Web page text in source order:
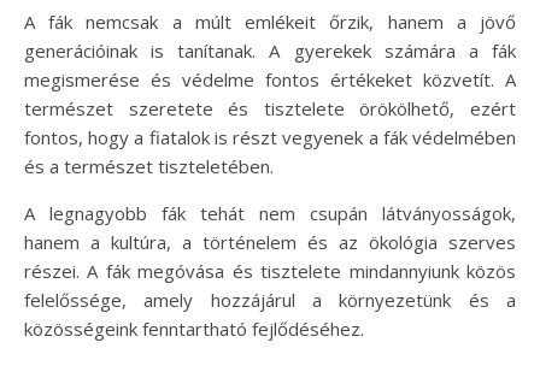
A fák nemcsak a múlt emlékeit őrzik, hanem a jövő
generációinak is tanítanak. A gyerekek számára a fák
megismerése és védelme fontos értékeket közvetít. A
természet szeretete és tisztelete örökölhető, ezért
fontos, hogy a fiatalok is részt vegyenek a fák védelmében
és a természet tiszteletében.
A legnagyobb fák tehát nem csupán látványosságok,
hanem a kultúra, a történelem és az ökológia szerves
részei. A fák megóvása és tisztelete mindannyiunk közös
felelőssége, amely hozzájárul a környezetünk és a
közösségeink fenntartható fejlődéséhez.